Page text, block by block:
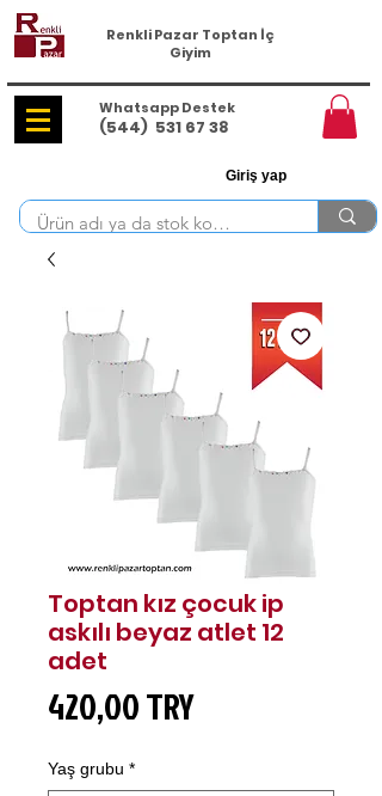
Renkli Pazar Toptan İç
Giyim
Whatsapp Destek
(544) 531 67 38
Giriş yap
Toptan kız çocuk ip
askılı beyaz atlet 12
adet
420,00 TRYPrice
Yaş grubu *